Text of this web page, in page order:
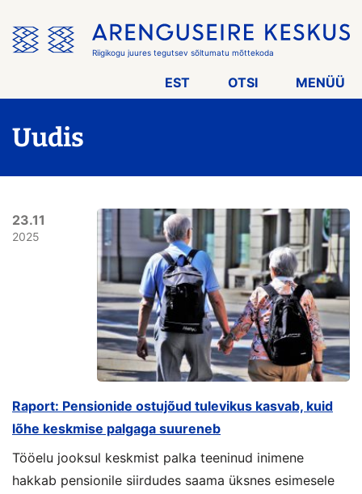
menüü
vahele
Riigikogu juures tegutsev sõltumatu mõttekoda
EST OTSI MENÜÜ
Uudis
23.11
2025
Raport: Pensionide ostujõud tulevikus kasvab, kuid
lõhe keskmise palgaga suureneb
Tööelu jooksul keskmist palka teeninud inimene
hakkab pensionile siirdudes saama üksnes esimesele